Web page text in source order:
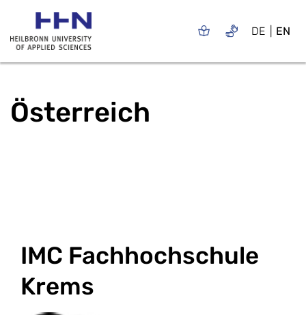
DE EN
Österreich
IMC Fachhochschule
Krems